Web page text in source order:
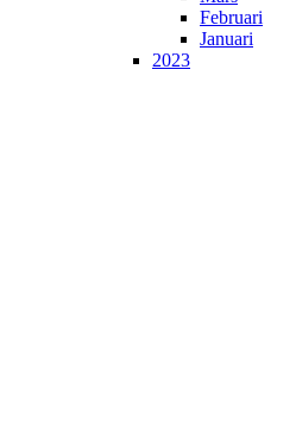
Februari
Januari
2023